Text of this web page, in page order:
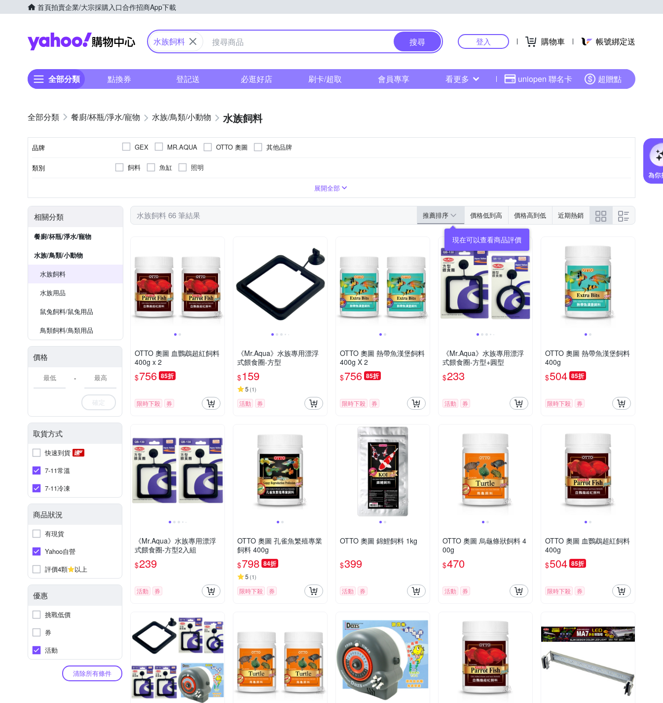
首頁拍賣企業/大宗採購入口合作招商App下載
Yahoo購物中心
水族飼料 搜尋 登入 購物車 帳號綁定送
全部分類 點換券 登記送 必逛好店 刷卡/超取 會員專享 看更多 uniopen 聯名卡 超贈點
餐廚/杯瓶/淨水/寵物 水族/鳥類/小動物 水族飼料
品牌 GEX MR.AQUA OTTO 奧圖 其他品牌
類別 飼料 魚缸 照明
展開全部
相關分類
餐廚/杯瓶/淨水/寵物
水族/鳥類/小動物
水族飼料
水族用品
鼠兔飼料/鼠兔用品
鳥類飼料/鳥類用品
價格
-
確定
取貨方式
快速到貨
7-11常溫
7-11冷凍
商品狀況
有現貨
Yahoo自營
評價4顆
以上
優惠
挑戰低價
券
活動
清除所有條件
水族飼料 66 筆結果 推薦排序 價格低到高 價格高到低 近期熱銷
OTTO 奧圖 血鸚鵡超紅飼料
400g x 2
$756 85折
限時下殺 券
《Mr.Aqua》水族專用漂浮
式餵食圈-方型
$159
5 (1)
活動 券
OTTO 奧圖 熱帶魚漢堡飼料
400g X 2
$756 85折
限時下殺 券
《Mr.Aqua》水族專用漂浮
式餵食圈-方型+圓型
$233
活動 券
OTTO 奧圖 熱帶魚漢堡飼料
400g
$504 85折
限時下殺 券
《Mr.Aqua》水族專用漂浮
式餵食圈-方型2入組
$239
活動 券
OTTO 奧圖 孔雀魚繁殖專業
飼料 400g
$798 84折
5 (1)
限時下殺 券
OTTO 奧圖 錦鯉飼料 1kg
$399
活動 券
OTTO 奧圖 烏龜條狀飼料 4
00g
$470
活動 券
OTTO 奧圖 血鸚鵡超紅飼料
400g
$504 85折
限時下殺 券